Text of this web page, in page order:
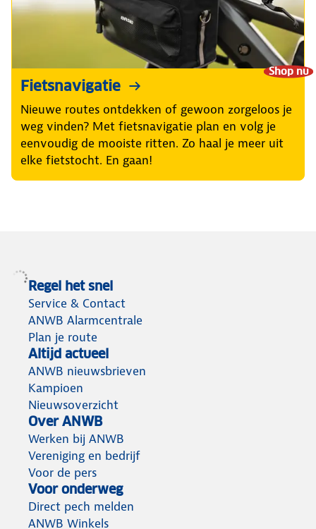
Shop nu
Fietsnavigatie
Nieuwe routes ontdekken of gewoon zorgeloos je
weg vinden? Met fietsnavigatie plan en volg je
eenvoudig de mooiste ritten. Zo haal je meer uit
elke fietstocht. En gaan!
Regel het snel
Service & Contact
ANWB Alarmcentrale
Plan je route
Altijd actueel
ANWB nieuwsbrieven
Kampioen
Nieuwsoverzicht
Over ANWB
Werken bij ANWB
Vereniging en bedrijf
Voor de pers
Voor onderweg
Direct pech melden
ANWB Winkels